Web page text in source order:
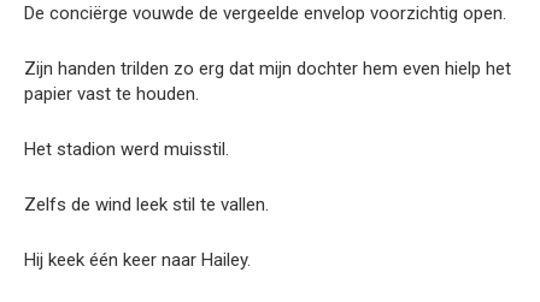
De conciërge vouwde de vergeelde envelop voorzichtig open.
Zijn handen trilden zo erg dat mijn dochter hem even hielp het
papier vast te houden.
Het stadion werd muisstil.
Zelfs de wind leek stil te vallen.
Hij keek één keer naar Hailey.